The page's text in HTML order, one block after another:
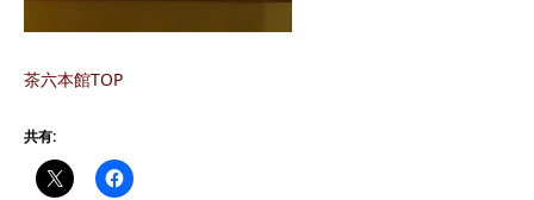
茶六本館TOP
共有: